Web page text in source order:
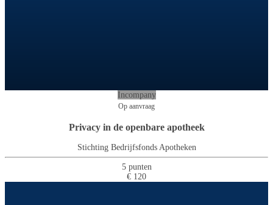
Incompany
Op aanvraag
Privacy in de openbare apotheek
Stichting Bedrijfsfonds Apotheken
5 punten
€ 120